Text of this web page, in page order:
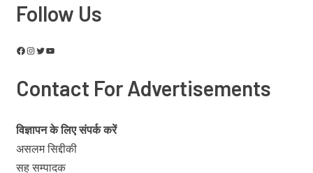
Follow Us
Contact For Advertisements
विज्ञापन के लिए संपर्क करें
असलम सिद्दीकी
सह सम्पादक